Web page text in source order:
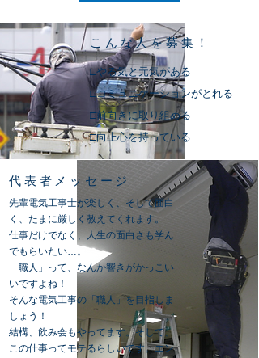
こんな人を募集！
□やる気と元気がある
□コミュニケーションがとれる
□前向きに取り組める
□向上心を持っている
代表者メッセージ
先輩電気工事士が楽しく、そして面白
く、たまに厳しく教えてくれます。
仕事だけでなく、人生の面白さも学ん
でもらいたい…。
「職人」って、なんか響きがかっこい
いですよね！
そんな電気工事の「職人」を目指しま
しょう！
​結構、飲み会もやってます。そして、
この仕事ってモテるらしいです。エン